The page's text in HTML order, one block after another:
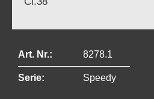
Art. Nr.: 8278.1
Serie: Speedy